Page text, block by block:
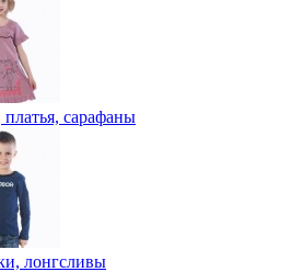
сарафаны
лонгсливы